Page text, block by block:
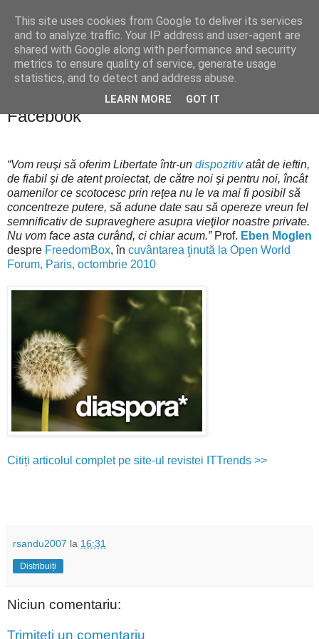
Blogul lui Răzvan
miercuri, 22 februarie 2012
DIASPORA* – sau cum să spunem NU
Facebook
“Vom reuşi să oferim Libertate într-un dispozitivatât de ieftin,
de fiabil şi de atent proiectat, de către noi şi pentru noi, încât
oamenilor ce scotocesc prin reţea nu le va mai fi posibil să
concentreze putere, să adune date sau să opereze vreun fel
semnificativ de supraveghere asupra vieţilor noastre private.
Nu vom face asta curând, ci chiar acum.”Prof. Eben Moglen
despre FreedomBox, în cuvântarea ţinută la Open World
Forum, Paris, octombrie 2010
Citiți articolul complet pe site-ul revistei ITTrends >>
rsandu2007 la 16:31
Distribuiți
Niciun comentariu:
Trimiteți un comentariu
This site uses cookies from Google to deliver its services
and to analyze traffic. Your IP address and user-agent are
shared with Google along with performance and security
metrics to ensure quality of service, generate usage
statistics, and to detect and address abuse.
LEARN MORE GOT IT